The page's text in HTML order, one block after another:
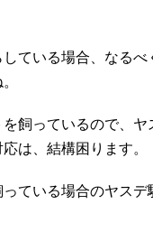
ている場合、なるべ
飼っているので、ヤ
は、結構困ります。
ている場合のヤスデ